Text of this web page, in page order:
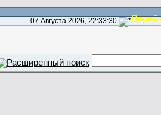
07 Августа 2026, 22:33:30